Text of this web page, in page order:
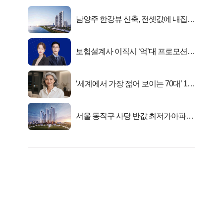
남양주 한강뷰 신축, 전셋값에 내집마
보험설계사 이직시 ‘억’대 프로모션!
‘세계에서 가장 젊어 보이는 70대’ 1위
서울 동작구 사당 반값 최저가아파트